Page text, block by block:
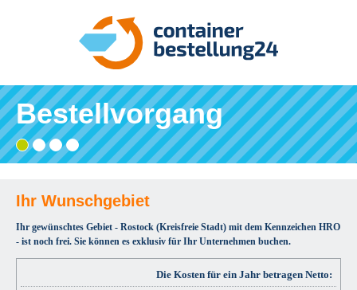
Bestellvorgang
Gebiet
wählen
Adresse
eingeben
Angaben
prüfen
bestellen
Ihre
Bestätigung
Ihr Wunschgebiet
Ihr gewünschtes Gebiet - Rostock (Kreisfreie Stadt) mit dem Kennzeichen HRO
- ist noch frei. Sie können es exklusiv für Ihr Unternehmen buchen.
Die Kosten für ein Jahr betragen Netto: